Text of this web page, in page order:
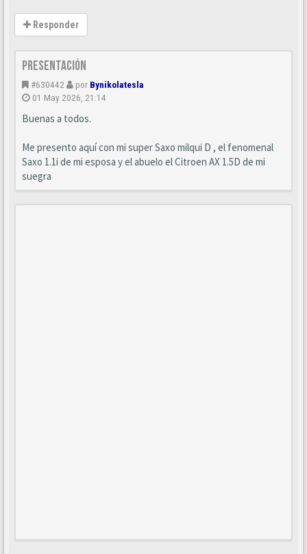
Responder
Presentación
#630442 por Bynikolatesla
01 May 2026, 21:14
Buenas a todos.
Me presento aquí con mi super Saxo milqui D , el fenomenal
Saxo 1.1i de mi esposa y el abuelo el Citroen AX 1.5D de mi
suegra